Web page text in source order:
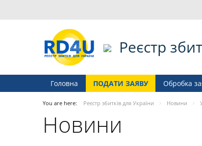
Реєстр
Головна ПОДАТИ ЗАЯВУ Обробка
You are here: Реєстр збитків для України Новини
Новини